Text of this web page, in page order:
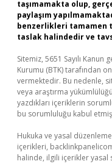
taşımamakta olup,
paylaşım
benzerlikleri tamamen
taslak halindedir ve
Sitemiz, 5651 Sayılı
Kurumu (BTK) tarafından
vermektedir. Bu nedenle,
veya araştırma
yazdıkları içeriklerin
bu sorumluluğu kabul etmiş
Hukuka ve yasal
içerikleri,
halinde, ilgili içerikler yasal